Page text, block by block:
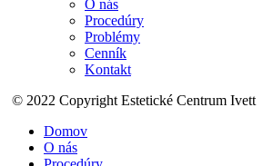
O nás
Procedúry
Problémy
Cenník
Kontakt
© 2022 Copyright Estetické Centrum Ivett
Domov
O nás